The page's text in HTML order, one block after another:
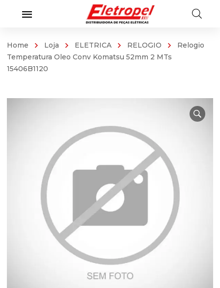
Home Loja ELETRICA RELOGIO
Relogio
Temperatura Oleo Conv Komatsu 52mm 2 MTs
15406B1120